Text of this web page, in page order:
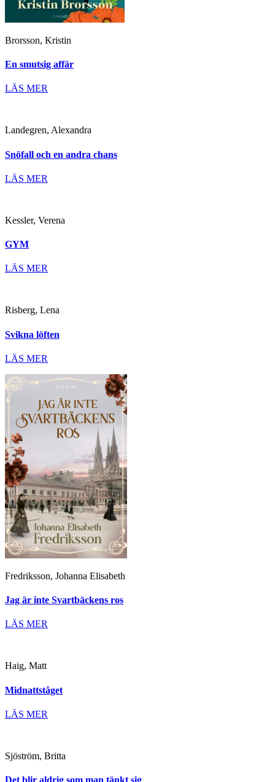
Brorsson, Kristin
En smutsig affär
LÄS MER
Landegren, Alexandra
Snöfall och en andra chans
LÄS MER
Kessler, Verena
GYM
LÄS MER
Risberg, Lena
Svikna löften
LÄS MER
Fredriksson, Johanna Elisabeth
Jag är inte Svartbäckens ros
LÄS MER
Haig, Matt
Midnattståget
LÄS MER
Sjöström, Britta